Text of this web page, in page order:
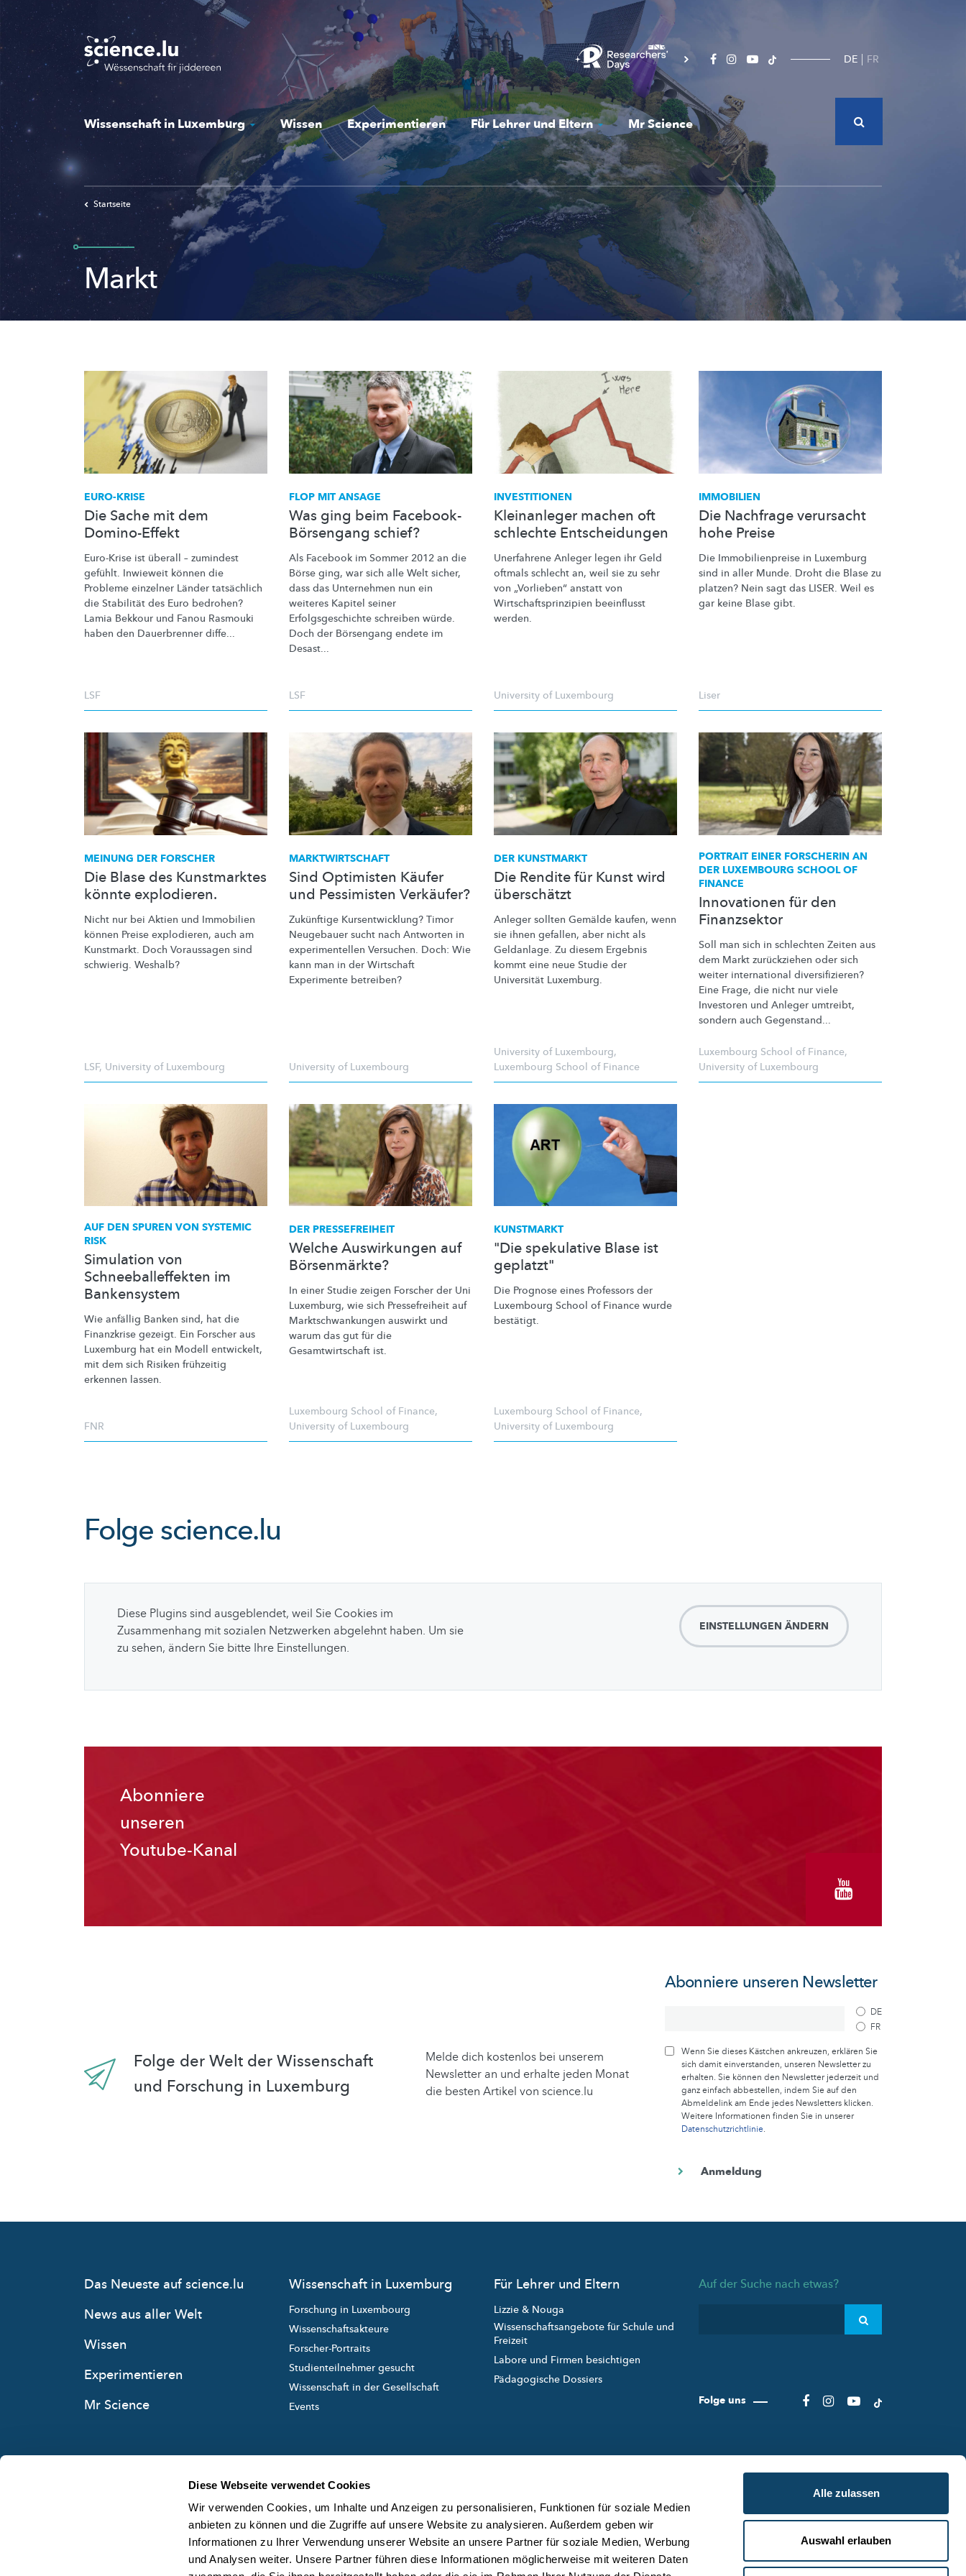
Diese Webseite verwendet Cookies
Wir verwenden Cookies, um Inhalte und Anzeigen zu personalisieren, Funktionen für soziale Medien
anbieten zu können und die Zugriffe auf unsere Website zu analysieren. Außerdem geben wir
Informationen zu Ihrer Verwendung unserer Website an unsere Partner für soziale Medien, Werbung
und Analysen weiter. Unsere Partner führen diese Informationen möglicherweise mit weiteren Daten
Alle zulassen
Auswahl erlauben
Skip
to
main
content
DE FR
Wissenschaft in Luxemburg Wissen Experimentieren Für Lehrer und Eltern Mr Science
Startseite
Markt
EURO-KRISE
Die Sache mit dem
Domino-Effekt
Euro-Krise ist überall – zumindest
gefühlt. Inwieweit können die
Probleme einzelner Länder tatsächlich
die Stabilität des Euro bedrohen?
Lamia Bekkour und Fanou Rasmouki
haben den Dauerbrenner diffe...
LSF
FLOP MIT ANSAGE
Was ging beim Facebook-
Börsengang schief?
Als Facebook im Sommer 2012 an die
Börse ging, war sich alle Welt sicher,
dass das Unternehmen nun ein
weiteres Kapitel seiner
Erfolgsgeschichte schreiben würde.
Doch der Börsengang endete im
Desast...
LSF
INVESTITIONEN
Kleinanleger machen oft
schlechte Entscheidungen
Unerfahrene Anleger legen ihr Geld
oftmals schlecht an, weil sie zu sehr
von „Vorlieben“ anstatt von
Wirtschaftsprinzipien beeinflusst
werden.
University of Luxembourg
IMMOBILIEN
Die Nachfrage verursacht
hohe Preise
Die Immobilienpreise in Luxemburg
sind in aller Munde. Droht die Blase zu
platzen? Nein sagt das LISER. Weil es
gar keine Blase gibt.
Liser
MEINUNG DER FORSCHER
Die Blase des Kunstmarktes
könnte explodieren.
Nicht nur bei Aktien und Immobilien
können Preise explodieren, auch am
Kunstmarkt. Doch Voraussagen sind
schwierig. Weshalb?
LSF, University of Luxembourg
MARKTWIRTSCHAFT
Sind Optimisten Käufer
und Pessimisten Verkäufer?
Zukünftige Kursentwicklung? Timor
Neugebauer sucht nach Antworten in
experimentellen Versuchen. Doch: Wie
kann man in der Wirtschaft
Experimente betreiben?
University of Luxembourg
DER KUNSTMARKT
Die Rendite für Kunst wird
überschätzt
Anleger sollten Gemälde kaufen, wenn
sie ihnen gefallen, aber nicht als
Geldanlage. Zu diesem Ergebnis
kommt eine neue Studie der
Universität Luxemburg.
University of Luxembourg,
Luxembourg School of Finance
PORTRAIT EINER FORSCHERIN AN
DER LUXEMBOURG SCHOOL OF
FINANCE
Innovationen für den
Finanzsektor
Soll man sich in schlechten Zeiten aus
dem Markt zurückziehen oder sich
weiter international diversifizieren?
Eine Frage, die nicht nur viele
Investoren und Anleger umtreibt,
sondern auch Gegenstand...
Luxembourg School of Finance,
University of Luxembourg
AUF DEN SPUREN VON SYSTEMIC
RISK
Simulation von
Schneeballeffekten im
Bankensystem
Wie anfällig Banken sind, hat die
Finanzkrise gezeigt. Ein Forscher aus
Luxemburg hat ein Modell entwickelt,
mit dem sich Risiken frühzeitig
erkennen lassen.
FNR
DER PRESSEFREIHEIT
Welche Auswirkungen auf
Börsenmärkte?
In einer Studie zeigen Forscher der Uni
Luxemburg, wie sich Pressefreiheit auf
Marktschwankungen auswirkt und
warum das gut für die
Gesamtwirtschaft ist.
Luxembourg School of Finance,
University of Luxembourg
KUNSTMARKT
"Die spekulative Blase ist
geplatzt"
Die Prognose eines Professors der
Luxembourg School of Finance wurde
bestätigt.
Luxembourg School of Finance,
University of Luxembourg
Folge science.lu
Diese Plugins sind ausgeblendet, weil Sie Cookies im
Zusammenhang mit sozialen Netzwerken abgelehnt haben. Um sie
zu sehen, ändern Sie bitte Ihre Einstellungen.
EINSTELLUNGEN ÄNDERN
Abonniere
unseren
Youtube-Kanal
Folge der Welt der Wissenschaft
und Forschung in Luxemburg
Melde dich kostenlos bei unserem
Newsletter an und erhalte jeden Monat
die besten Artikel von science.lu
Abonniere unseren Newsletter
DE
FR
Wenn Sie dieses Kästchen ankreuzen, erklären Sie
sich damit einverstanden, unseren Newsletter zu
erhalten. Sie können den Newsletter jederzeit und
ganz einfach abbestellen, indem Sie auf den
Abmeldelink am Ende jedes Newsletters klicken.
Weitere Informationen finden Sie in unserer
Datenschutzrichtlinie.
Das Neueste auf science.lu
News aus aller Welt
Wissen
Experimentieren
Mr Science
Wissenschaft in Luxemburg
Forschung in Luxembourg
Wissenschaftsakteure
Forscher-Portraits
Studienteilnehmer gesucht
Wissenschaft in der Gesellschaft
Events
Für Lehrer und Eltern
Lizzie & Nouga
Wissenschaftsangebote für Schule und
Freizeit
Labore und Firmen besichtigen
Pädagogische Dossiers
Auf der Suche nach etwas?
Folge uns
created and managed by
ÜBER SCIENCE.LU
NUTZUNGSBEDINGUNGEN
DATENSCHUTZLINIEN